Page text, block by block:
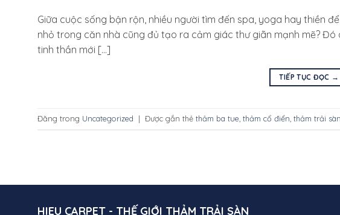
Giữa cuộc sống bận rộn, nhiều người tìm đến spa, yoga hay thiền
nhỏ trong căn nhà cũng đủ tạo ra cảm giác thư giãn mạnh mẽ?
tinh thần mới […]
TIẾP TỤC ĐỌC →
Đăng trong Uncategorized | Được gắn thẻ thảm ba tue, thảm cổ điển, thảm trải sàn
HIEU CARPET - THẾ GIỚI THẢM TRẢI SÀN